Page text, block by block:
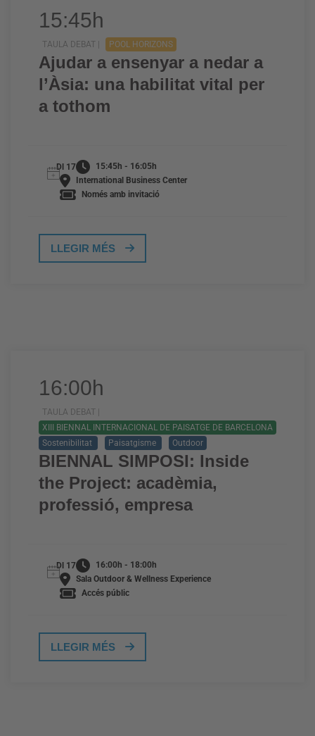
15:45h
TAULA DEBAT | POOL HORIZONS
Ajudar a ensenyar a nedar a
l’Àsia: una habilitat vital per
a tothom
Dl 17
15:45h - 16:05h
International Business Center
Només amb invitació
LLEGIR MÉS
16:00h
TAULA DEBAT |
XIII BIENNAL INTERNACIONAL DE PAISATGE DE BARCELONA
Sostenibilitat
Paisatgisme Outdoor
BIENNAL SIMPOSI: Inside
the Project: acadèmia,
professió, empresa
Dl 17
16:00h - 18:00h
Sala Outdoor & Wellness Experience
Accés públic
LLEGIR MÉS